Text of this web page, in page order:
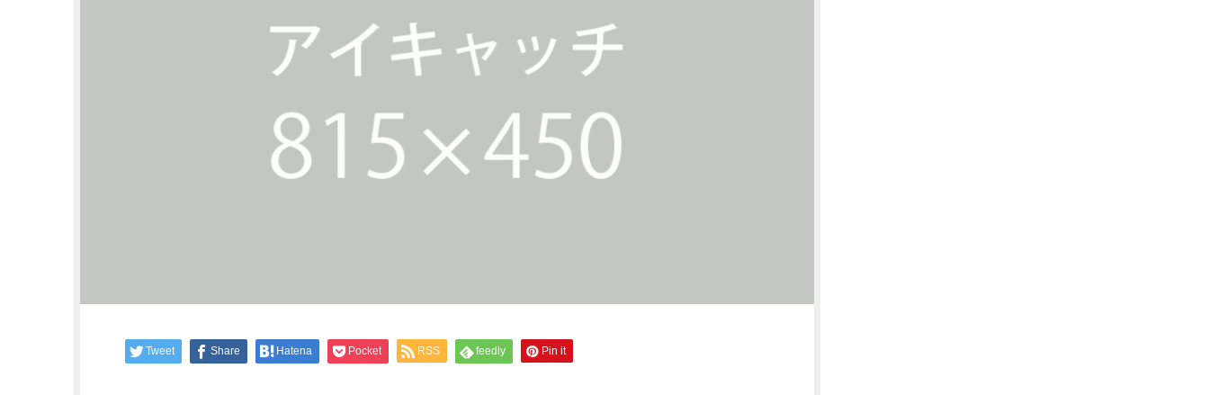
Tweet Share Hatena Pocket RSS feedly Pin it